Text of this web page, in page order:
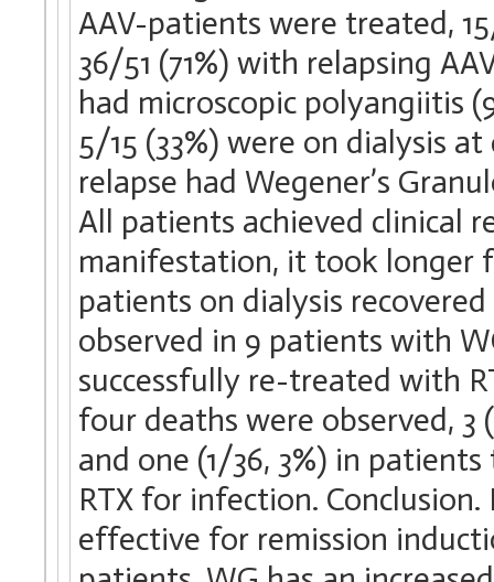
AAV-patients were treated,
36/51 (71%) with relapsing
had microscopic polyangiitis
5/15 (33%) were on dialysis
relapse had Wegener’s
All patients achieved clinical
manifestation, it took longer
patients on dialysis
observed in 9 patients with
successfully re-treated with
four deaths were observed,
and one (1/36, 3%) in
RTX for infection.
effective for remission